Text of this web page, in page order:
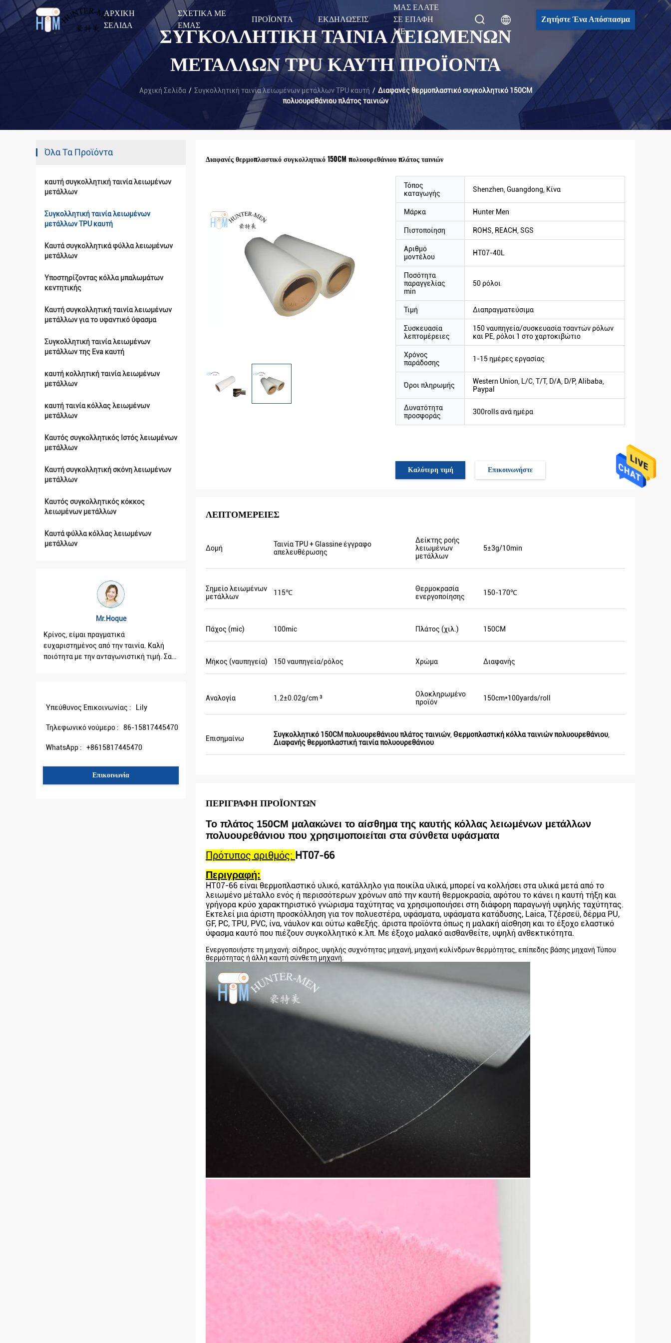
ΑΡΧΙΚΉ
ΣΕΛΊΔΑ
ΣΧΕΤΙΚΆ ΜΕ
ΕΜΆΣ
ΠΡΟΪΌΝΤΑ ΕΚΔΗΛΏΣΕΙΣ
ΜΑΣ ΕΛΆΤΕ
ΣΕ ΕΠΑΦΉ
ΜΕ
Ζητήστε Ένα Απόσπασμα
ΣΥΓΚΟΛΛΗΤΙΚΉ ΤΑΙΝΊΑ ΛΕΙΩΜΈΝΩΝ
ΜΕΤΆΛΛΩΝ TPU ΚΑΥΤΉ ΠΡΟΪΌΝΤΑ
Αρχική Σελίδα / Συγκολλητική ταινία λειωμένων μετάλλων TPU καυτή / Διαφανές θερμοπλαστικό συγκολλητικό 150CM
πολυουρεθάνιου πλάτος ταινιών
Όλα Τα Προϊόντα
καυτή συγκολλητική ταινία λειωμένων
μετάλλων
Συγκολλητική ταινία λειωμένων
μετάλλων TPU καυτή
Καυτά συγκολλητικά φύλλα λειωμένων
μετάλλων
Υποστηρίζοντας κόλλα μπαλωμάτων
κεντητικής
Καυτή συγκολλητική ταινία λειωμένων
μετάλλων για το υφαντικό ύφασμα
Συγκολλητική ταινία λειωμένων
μετάλλων της Eva καυτή
καυτή κολλητική ταινία λειωμένων
μετάλλων
καυτή ταινία κόλλας λειωμένων
μετάλλων
Καυτός συγκολλητικός Ιστός λειωμένων
μετάλλων
Καυτή συγκολλητική σκόνη λειωμένων
μετάλλων
Καυτός συγκολλητικός κόκκος
λειωμένων μετάλλων
Καυτά φύλλα κόλλας λειωμένων
μετάλλων
είμαι πραγματικά
από την ταινία. Καλή
με την ανταγωνιστική τιμή. Σας
Κρίνος, έλαβα τα αγαθά σας, είναι πολύ
καλός. Και ευχαριστίες για τη
συμπαθητική συνεργασία σας!
Υπεύθυνος Επικοινωνίας : Lily
Τηλεφωνικό νούμερο : 86-15817445470
WhatsApp : +8615817445470
Επικοινωνία
Διαφανές θερμοπλαστικό συγκολλητικό 150CM πολυουρεθάνιου πλάτος ταινιών
Τόπος
καταγωγής
Shenzhen, Guangdong, Κίνα
Μάρκα Hunter Men
Πιστοποίηση ROHS, REACH, SGS
Αριθμό
μοντέλου
HT07-40L
Ποσότητα
παραγγελίας
min
50 ρόλοι
Τιμή Διαπραγματεύσιμα
Συσκευασία
λεπτομέρειες
150 ναυπηγεία/συσκευασία τσαντών ρόλων
και PE, ρόλοι 1 στο χαρτοκιβώτιο
Χρόνος
παράδοσης
1-15 ημέρες εργασίας
Όροι πληρωμής
Western Union, L/C, T/T, D/A, D/P, Alibaba,
Paypal
Δυνατότητα
προσφοράς
300rolls ανά ημέρα
Καλύτερη τιμή Επικοινωνήστε
ΛΕΠΤΟΜΈΡΕΙΕΣ
Δομή
Ταινία TPU + Glassine έγγραφο
απελευθέρωσης
Δείκτης ροής
λειωμένων
μετάλλων
5±3g/10min
Σημείο λειωμένων
μετάλλων
115℃
Θερμοκρασία
ενεργοποίησης
150-170℃
Πάχος (mic) 100mic Πλάτος (χιλ.) 150CM
Μήκος (ναυπηγεία) 150 ναυπηγεία/ρόλος Χρώμα Διαφανής
Αναλογία 1.2±0.02g/cm ³
Ολοκληρωμένο
προϊόν
150cm*100yards/roll
Επισημαίνω Συγκολλητικό 150CM πολυουρεθάνιου πλάτος ταινιών, Θερμοπλαστική κόλλα ταινιών πολυουρεθάνιου
Διαφανής θερμοπλαστική ταινία πολυουρεθάνιου
ΠΕΡΙΓΡΑΦΉ ΠΡΟΪΌΝΤΩΝ
Το πλάτος 150CM μαλακώνει το αίσθημα της καυτής κόλλας λειωμένων μετάλλων
πολυουρεθάνιου που χρησιμοποιείται στα σύνθετα υφάσματα
Πρότυπος αριθμός: HT07-66
Περιγραφή:
HT07-66 είναι θερμοπλαστικό υλικό, κατάλληλο για ποικίλα υλικά, μπορεί να κολλήσει στα υλικά μετά από το
λειωμένο μέταλλο ενός ή περισσότερων χρόνων από την καυτή θερμοκρασία, αφότου το κάνει η καυτή τήξη και
γρήγορα κρύο χαρακτηριστικό γνώρισμα ταχύτητας να χρησιμοποιήσει στη διάφορη παραγωγή υψηλής ταχύτητας.
Εκτελεί μια άριστη προσκόλληση για τον πολυεστέρα, υφάσματα, υφάσματα κατάδυσης, Laica, Τζέρσεϋ, δέρμα PU,
GF, PC, TPU, PVC, ίνα, νάυλον και ούτω καθεξής. άριστα προϊόντα όπως η μαλακή αίσθηση και το έξοχο ελαστικό
ύφασμα καυτό που πιέζουν συγκολλητικό κ.λπ. Με έξοχο μαλακό αισθανθείτε, υψηλή ανθεκτικότητα.
Ενεργοποιήστε τη μηχανή: σίδηρος, υψηλής συχνότητας μηχανή, μηχανή κυλίνδρων θερμότητας, επίπεδης βάσης μηχανή Τύπου
θερμότητας ή άλλη καυτή σύνθετη μηχανή.